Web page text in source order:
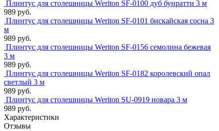
Плинтус для столешницы Weriton SF-0100 дуб бунратти 3 м
989 руб.
Плинтус для столешницы Weriton SF-0101 бискайская сосна 3
м
989 руб.
Плинтус для столешницы Weriton SF-0156 семолина бежевая
3 м
989 руб.
Плинтус для столешницы Weriton SF-0182 королевский опал
светлый 3 м
989 руб.
Плинтус для столешницы Weriton SU-0919 новара 3 м
989 руб.
Характеристики
Отзывы